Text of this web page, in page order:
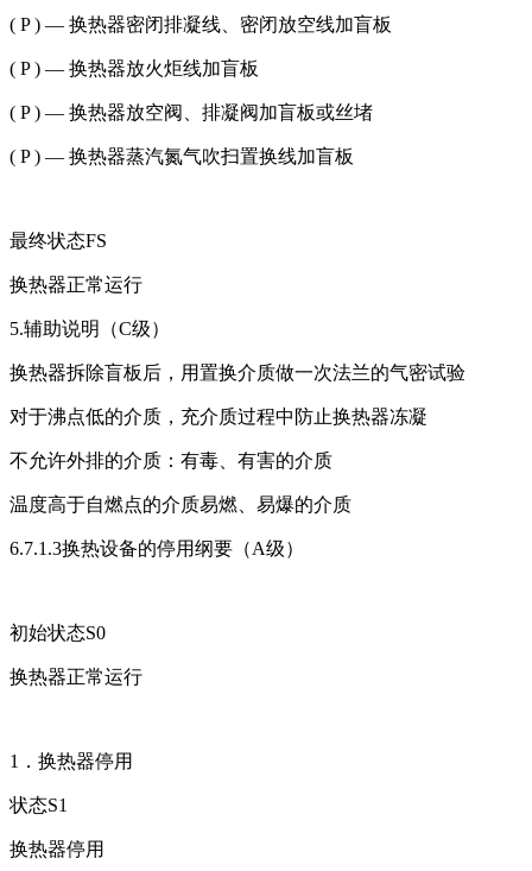
( P ) — 换热器密闭排凝线、密闭放空线加盲板
( P ) — 换热器放火炬线加盲板
( P ) — 换热器放空阀、排凝阀加盲板或丝堵
( P ) — 换热器蒸汽氮气吹扫置换线加盲板
最终状态FS
换热器正常运行
5.辅助说明（C级）
换热器拆除盲板后，用置换介质做一次法兰的气密试验
对于沸点低的介质，充介质过程中防止换热器冻凝
不允许外排的介质：有毒、有害的介质
温度高于自燃点的介质易燃、易爆的介质
6.7.1.3换热设备的停用纲要（A级）
初始状态S0
换热器正常运行
1．换热器停用
状态S1
换热器停用